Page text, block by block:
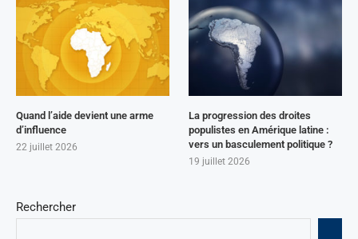
Rechercher
Quand l’aide devient une arme
d’influence
22 juillet 2026
La progression des droites
populistes en Amérique latine :
vers un basculement politique ?
19 juillet 2026